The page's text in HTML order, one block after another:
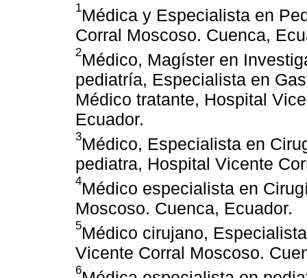
1Médica y Especialista en
Corral Moscoso. Cuenca,
2Médico, Magíster en
pediatría, Especialista en
Médico tratante, Hospital
Ecuador.
3Médico, Especialista en
pediatra, Hospital Vicente
4Médico especialista en
Moscoso. Cuenca, Ecuador.
5Médico cirujano,
Vicente Corral Moscoso.
6